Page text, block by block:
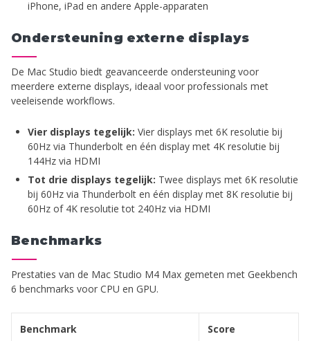
iPhone, iPad en andere Apple-apparaten
Ondersteuning externe displays
De Mac Studio biedt geavanceerde ondersteuning voor
meerdere externe displays, ideaal voor professionals met
veeleisende workflows.
Vier displays tegelijk: Vier displays met 6K resolutie bij
60Hz via Thunderbolt en één display met 4K resolutie bij
144Hz via HDMI
Tot drie displays tegelijk: Twee displays met 6K resolutie
bij 60Hz via Thunderbolt en één display met 8K resolutie bij
60Hz of 4K resolutie tot 240Hz via HDMI
Benchmarks
Prestaties van de Mac Studio M4 Max gemeten met Geekbench
6 benchmarks voor CPU en GPU.
Benchmark Score